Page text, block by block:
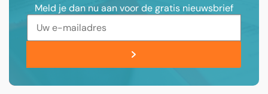
Meld je dan nu aan voor de gratis nieuwsbrief